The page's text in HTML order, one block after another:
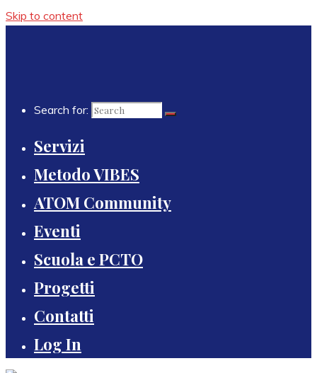
Skip to content
Search for:
Servizi
Metodo VIBES
ATOM Community
Eventi
Scuola e PCTO
Progetti
Contatti
Log In